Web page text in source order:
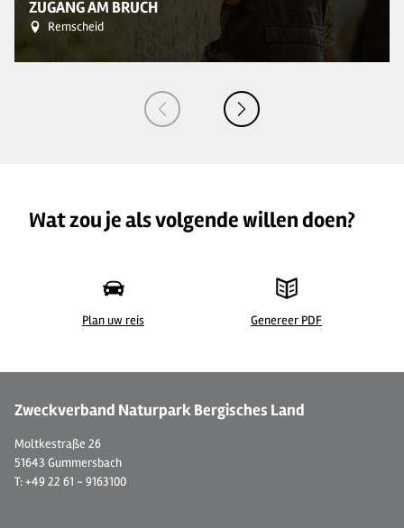
ZUGANG AM BRUCH
Remscheid
Wat zou je als volgende willen doen?
Plan uw reis Genereer PDF
Zweckverband Naturpark Bergisches Land
Moltkestraße 26
51643 Gummersbach
T: +49 22 61 - 9163100